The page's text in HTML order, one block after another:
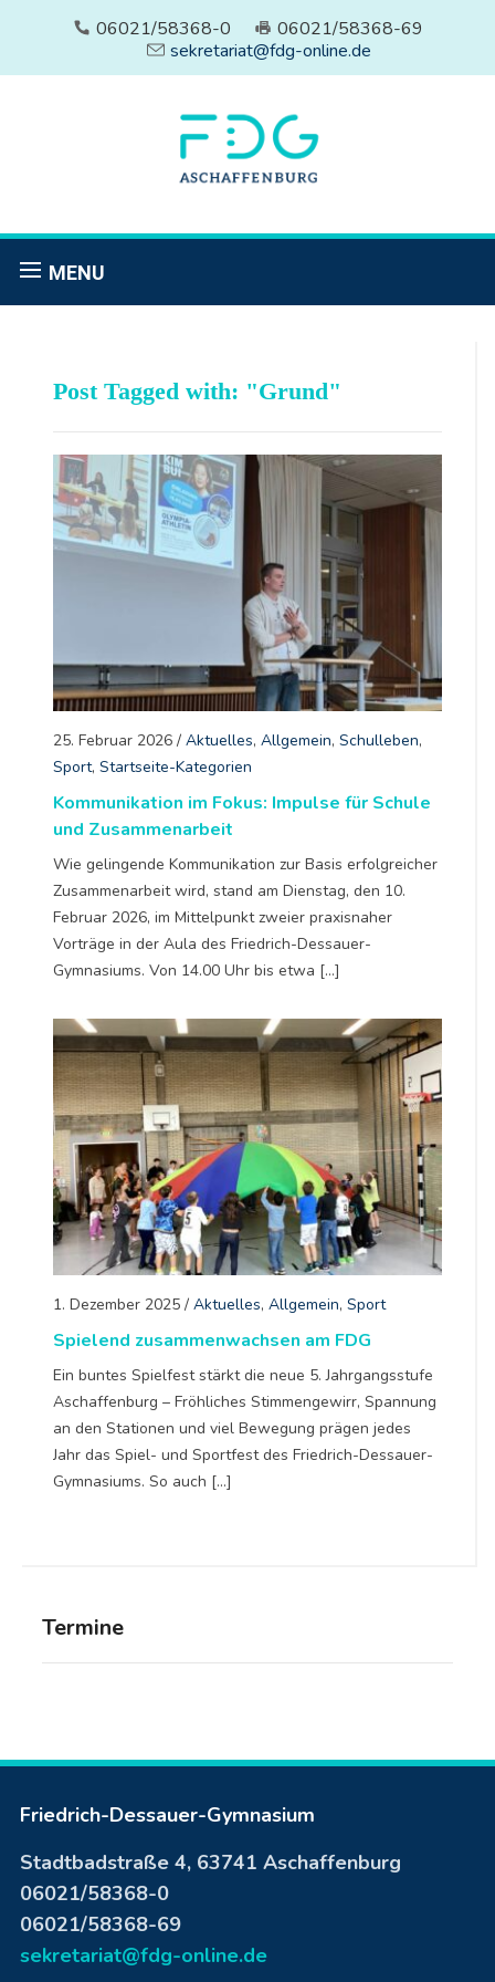
06021/58368-0
06021/58368-69
sekretariat@fdg-online.de
MENU
Termine
Post Tagged with: "Grund"
25. Februar 2026/ Aktuelles, Allgemein, Schulleben,
Sport, Startseite-Kategorien
Kommunikation im Fokus: Impulse für Schule
und Zusammenarbeit
Wie gelingende Kommunikation zur Basis erfolgreicher
Zusammenarbeit wird, stand am Dienstag, den 10.
Februar 2026, im Mittelpunkt zweier praxisnaher
Vorträge in der Aula des Friedrich-Dessauer-
Gymnasiums. Von 14.00 Uhr bis etwa […]
1. Dezember 2025/ Aktuelles, Allgemein, Sport
Spielend zusammenwachsen am FDG
Ein buntes Spielfest stärkt die neue 5. Jahrgangsstufe
Aschaffenburg – Fröhliches Stimmengewirr, Spannung
an den Stationen und viel Bewegung prägen jedes
Jahr das Spiel- und Sportfest des Friedrich-Dessauer-
Gymnasiums. So auch […]
Friedrich-Dessauer-Gymnasium
Stadtbadstraße 4, 63741 Aschaffenburg
06021/58368-0
06021/58368-69
sekretariat@fdg-online.de